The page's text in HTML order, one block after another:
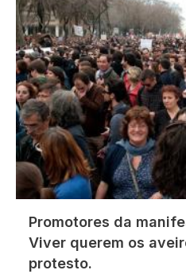
Promotores da
Viver querem os
protesto.